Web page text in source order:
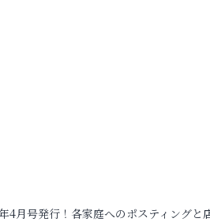
4月号発行！各家庭へのポスティングと